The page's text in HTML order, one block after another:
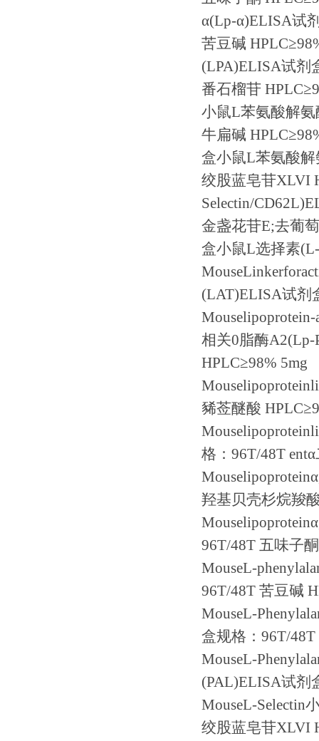
α(Lp-α)ELISA试
苦豆碱 HPLC≥
(LPA)ELISA试剂
番石榴苷 HPLC≥
小鼠L苯氨酸解氨
牛扁碱 HPLC≥
盒小鼠L苯氨酸解
绞股蓝皂苷XLVI
Selectin/
金盏花苷E;去葡
盒小鼠L选择素
(LAT)ELISA试剂
相关0脂酶A2(Lp-
HPLC≥98% 5mg
豨莶醚酸 HPLC≥
格： 96T/48T entα
Mouselipoproteinα
羟基贝壳杉烷羧
Mouselipoproteinα
96T/48T 五味子酮
MouseL-
96T/48T 苦豆碱
MouseL-
盒规格： 96T/48T
MouseL-
(PAL)ELISA试剂
MouseL-Selectin
绞股蓝皂苷XLVI